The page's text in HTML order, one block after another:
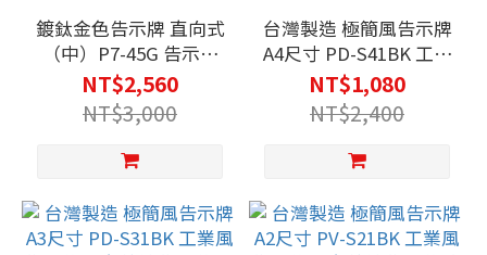
鍍鈦金色告示牌 直向式
（中）P7-45G 告示牌
公佈欄 指示牌 公告牌
牌子 通知牌 站立式插牌
NT$2,560
NT$3,000
台灣製造 極簡風告示牌
A4尺寸 PD-S41BK 工業
風告示牌 黑色烤漆告示
牌 黑色指示牌 公告牌
標示牌 牌子
NT$1,080
NT$2,400